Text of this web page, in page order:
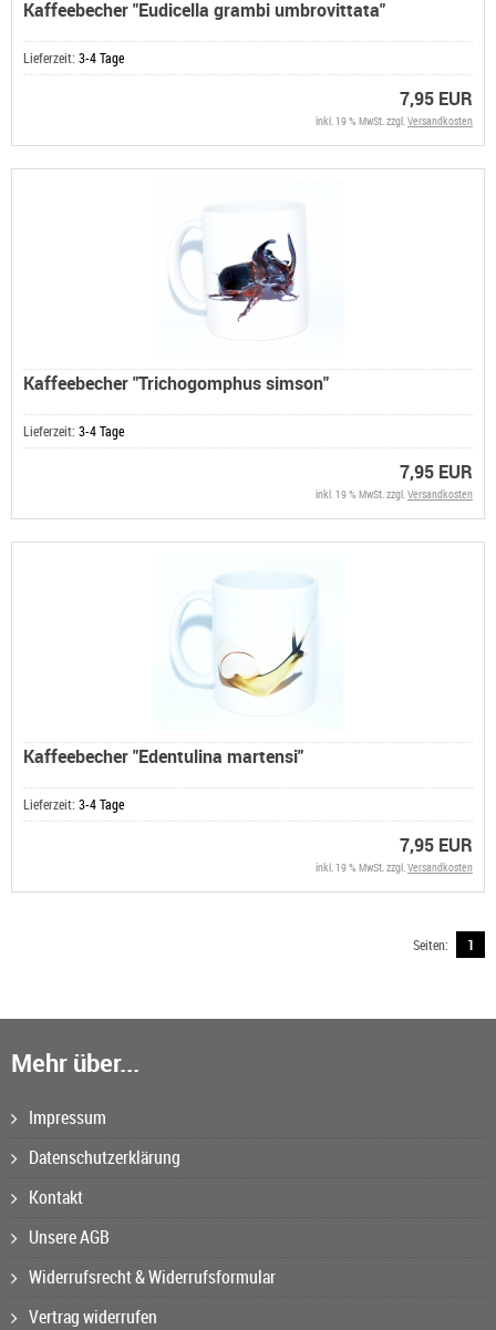
Kaffeebecher "Eudicella grambi umbrovittata"
Lieferzeit: 3-4 Tage
7,95 EUR
inkl. 19 % MwSt. zzgl.Versandkosten
Kaffeebecher "Trichogomphus simson"
Lieferzeit: 3-4 Tage
7,95 EUR
inkl. 19 % MwSt. zzgl.Versandkosten
Kaffeebecher "Edentulina martensi"
Lieferzeit: 3-4 Tage
7,95 EUR
inkl. 19 % MwSt. zzgl.Versandkosten
Seiten: 1
Mehr über...
Impressum
Datenschutzerklärung
Kontakt
Unsere AGB
Widerrufsrecht & Widerrufsformular
Vertrag widerrufen